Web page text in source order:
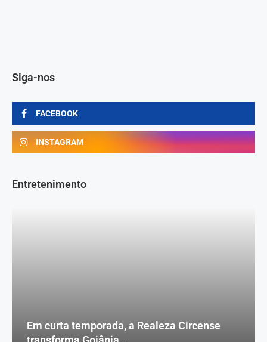
Siga-nos
FACEBOOK
INSTAGRAM
Entretenimento
Em curta temporada, a Realeza Circense